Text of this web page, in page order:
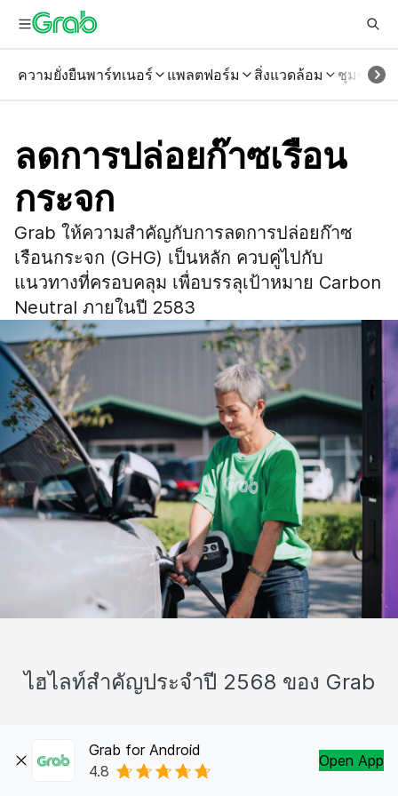
ความยั่งยืนพาร์ทเนอร์ แพลตฟอร์ม สิ่งแวดล้อม ชุมชน
ลดการปล่อยก๊าซเรือน
กระจก
Grab ให้ความสำคัญกับการลดการปล่อยก๊าซ
เรือนกระจก (GHG) เป็นหลัก ควบคู่ไปกับ
แนวทางที่ครอบคลุม เพื่อบรรลุเป้าหมาย Carbon
Neutral ภายในปี 2583
ไฮไลท์สำคัญประจำปี 2568 ของ Grab
9%
Grab for Android
4.8
Open App